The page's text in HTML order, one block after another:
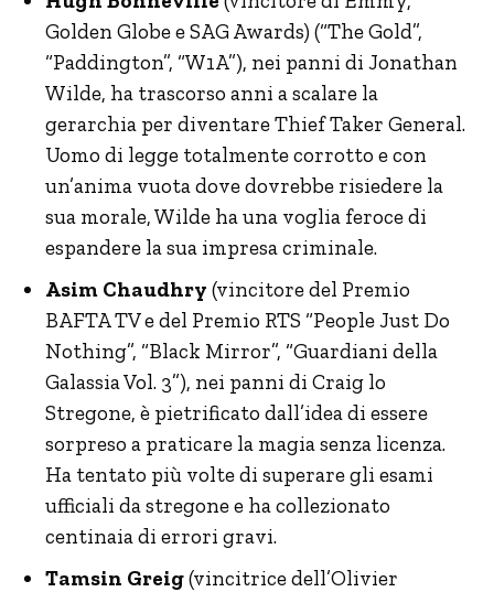
Golden Globe e SAG Awards) (“The Gold”,
“Paddington”, “W1A”), nei panni di Jonathan
Wilde, ha trascorso anni a scalare la
gerarchia per diventare Thief Taker General.
Uomo di legge totalmente corrotto e con
un’anima vuota dove dovrebbe risiedere la
sua morale, Wilde ha una voglia feroce di
espandere la sua impresa criminale.
Asim Chaudhry (vincitore del Premio
BAFTA TV e del Premio RTS “People Just Do
Nothing”, “Black Mirror”, “Guardiani della
Galassia Vol. 3”), nei panni di Craig lo
Stregone, è pietrificato dall’idea di essere
sorpreso a praticare la magia senza licenza.
Ha tentato più volte di superare gli esami
ufficiali da stregone e ha collezionato
centinaia di errori gravi.
Tamsin Greig(vincitrice dell’Olivier